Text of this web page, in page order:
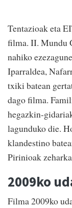
Tentazioak eta
filma. II. Mundu
nahiko
Iparraldea,
txiki batean
dago filma.
hegazkin-
lagunduko die.
klandestino
Pirinioak
2009ko
Filma 2009ko